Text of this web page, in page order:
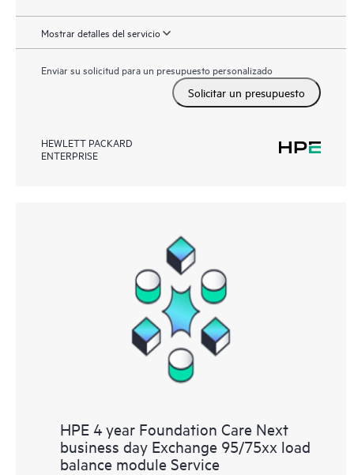
Mostrar detalles del servicio
Enviar su solicitud para un presupuesto personalizado
Solicitar un presupuesto
HEWLETT PACKARD
ENTERPRISE
HPE 4 year Foundation Care Next
business day Exchange 95/75xx load
balance module Service